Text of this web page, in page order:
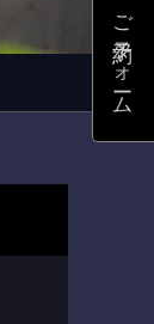
ご予約フォーム